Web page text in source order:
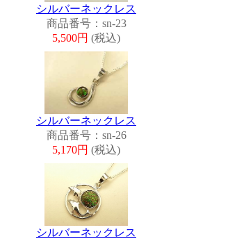
シルバーネックレス
商品番号：sn-23
5,500円 (税込)
シルバーネックレス
商品番号：sn-26
5,170円 (税込)
シルバーネックレス